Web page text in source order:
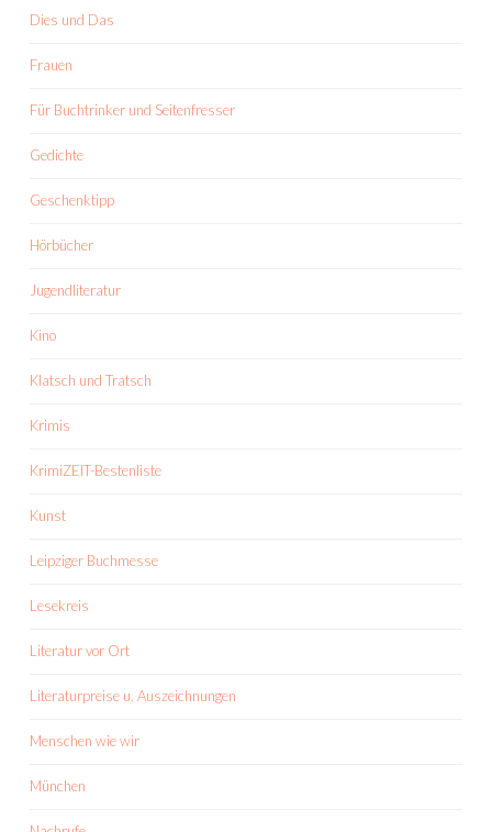
Dies und Das
Frauen
Für Buchtrinker und Seitenfresser
Gedichte
Geschenktipp
Hörbücher
Jugendliteratur
Kino
Klatsch und Tratsch
Krimis
KrimiZEIT-Bestenliste
Kunst
Leipziger Buchmesse
Lesekreis
Literatur vor Ort
Literaturpreise u. Auszeichnungen
Menschen wie wir
München